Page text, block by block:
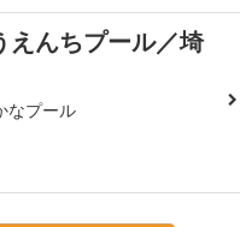
えんちプール／埼
なプール